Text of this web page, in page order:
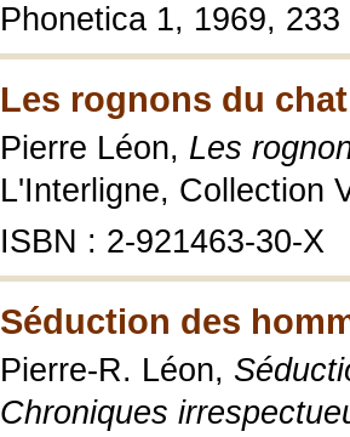
Phonetica 1, 1969, 233
Les rognons du
Pierre Léon, Les
L'Interligne, Collection
ISBN : 2-921463-30-X
Séduction des
Pierre-R. Léon,
Chroniques